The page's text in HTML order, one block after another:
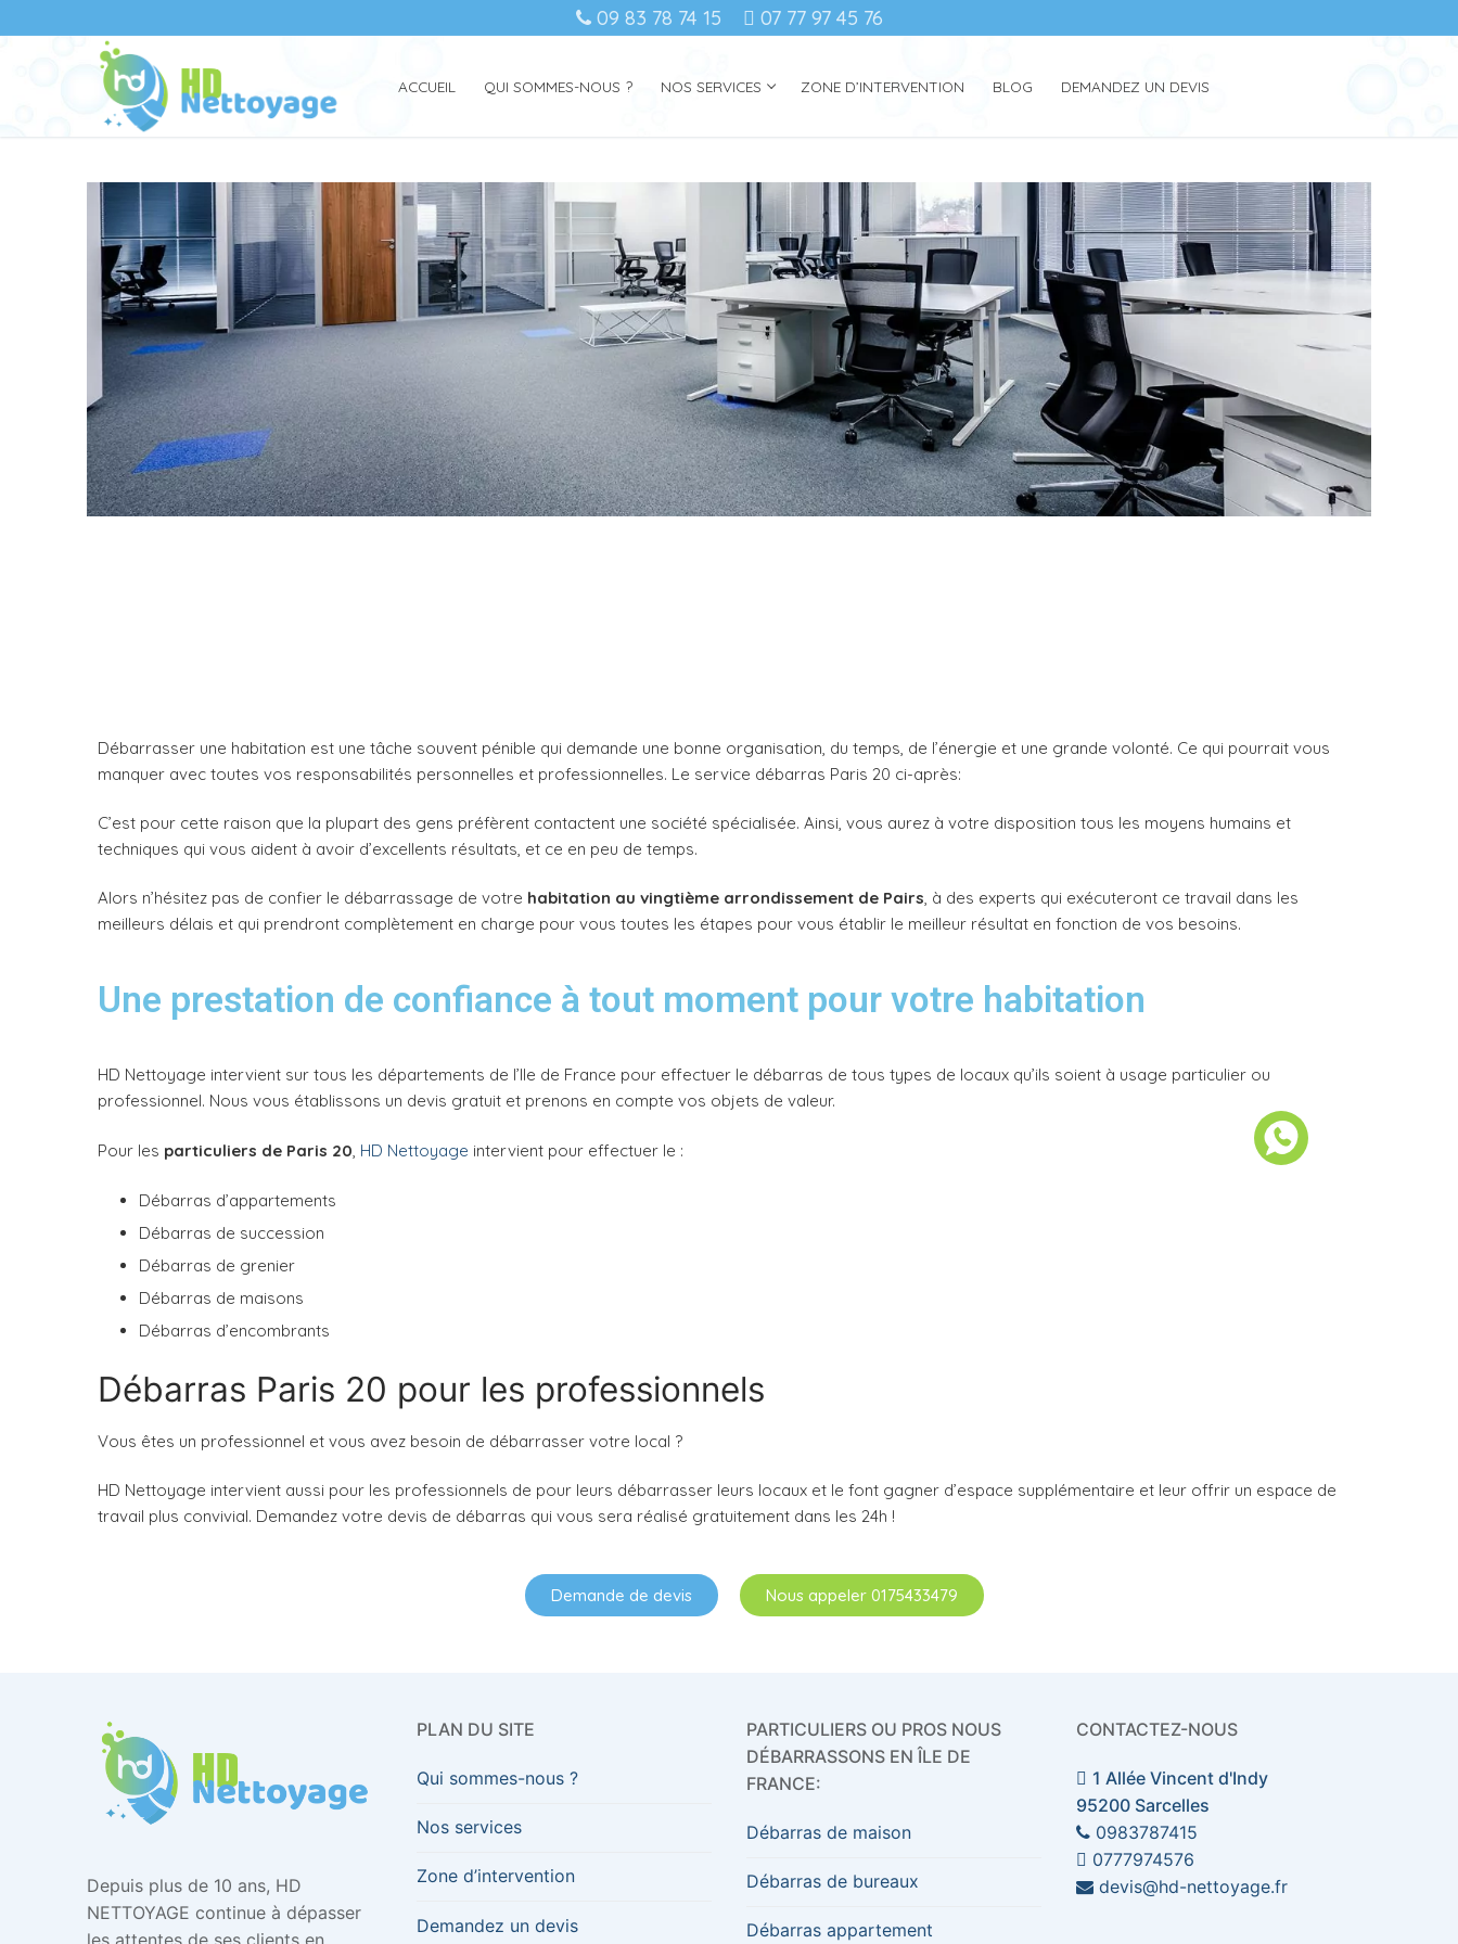
09 83 78 74 15 07 77 97 45 76
ACCUEIL QUI SOMMES-NOUS ? NOS SERVICES ZONE D’INTERVENTION BLOG DEMANDEZ UN DEVIS
Débarrasser une habitation est une tâche souvent pénible qui demande une bonne organisation, du temps, de l’énergie et une grande volonté. Ce qui pourrait vous
manquer avec toutes vos responsabilités personnelles et professionnelles. Le service débarras Paris 20 ci-après:
C’est pour cette raison que la plupart des gens préfèrent contactent une société spécialisée. Ainsi, vous aurez à votre disposition tous les moyens humains et
techniques qui vous aident à avoir d’excellents résultats, et ce en peu de temps.
Alors n’hésitez pas de confier le débarrassage de votre habitation au vingtième arrondissement de Pairs, à des experts qui exécuteront ce travail dans les
meilleurs délais et qui prendront complètement en charge pour vous toutes les étapes pour vous établir le meilleur résultat en fonction de vos besoins.
Une prestation de confiance à tout moment pour votre habitation
HD Nettoyage intervient sur tous les départements de l’Ile de France pour effectuer le débarras de tous types de locaux qu’ils soient à usage particulier ou
professionnel. Nous vous établissons un devis gratuit et prenons en compte vos objets de valeur.
Pour les particuliers de Paris 20 HD Nettoyage intervient pour effectuer le :
Débarras d’appartements
Débarras de succession
Débarras de grenier
Débarras de maisons
Débarras d’encombrants
Débarras Paris 20 pour les professionnels
Vous êtes un professionnel et vous avez besoin de débarrasser votre local ?
HD Nettoyage intervient aussi pour les professionnels de pour leurs débarrasser leurs locaux et le font gagner d’espace supplémentaire et leur offrir un espace de
travail plus convivial. Demandez votre devis de débarras qui vous sera réalisé gratuitement dans les 24h !
Demande de devis Nous appeler 0175433479
Depuis plus de 10 ans, HD
NETTOYAGE continue à dépasser
les attentes de ses clients en
PLAN DU SITE
Qui sommes-nous ?
Nos services
Zone d’intervention
Demandez un devis
PARTICULIERS OU PROS NOUS
DÉBARRASSONS EN ÎLE DE
FRANCE:
Débarras de maison
Débarras de bureaux
Débarras appartement
CONTACTEZ-NOUS
1 Allée Vincent d'Indy
95200 Sarcelles
0983787415
0777974576
devis@hd-nettoyage.fr